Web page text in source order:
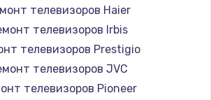
Заказать
микросхемы NFC
1100 руб.
Заказать
телевизоров Haier
телевизоров Irbis
телевизоров Prestigio
телевизоров JVC
телевизоров Pioneer